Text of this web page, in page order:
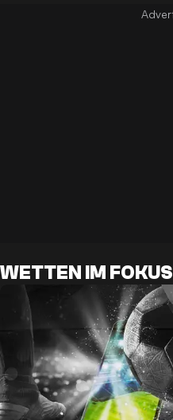
WETTEN IM FOKUS